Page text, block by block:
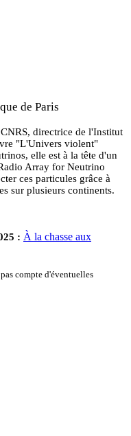
de Paris
directrice de l'Institut
"L'Univers violent"
elle est à la tête d'un
Array for Neutrino
ces particules grâce à
sur plusieurs continents.
: À la chasse aux
compte d'éventuelles